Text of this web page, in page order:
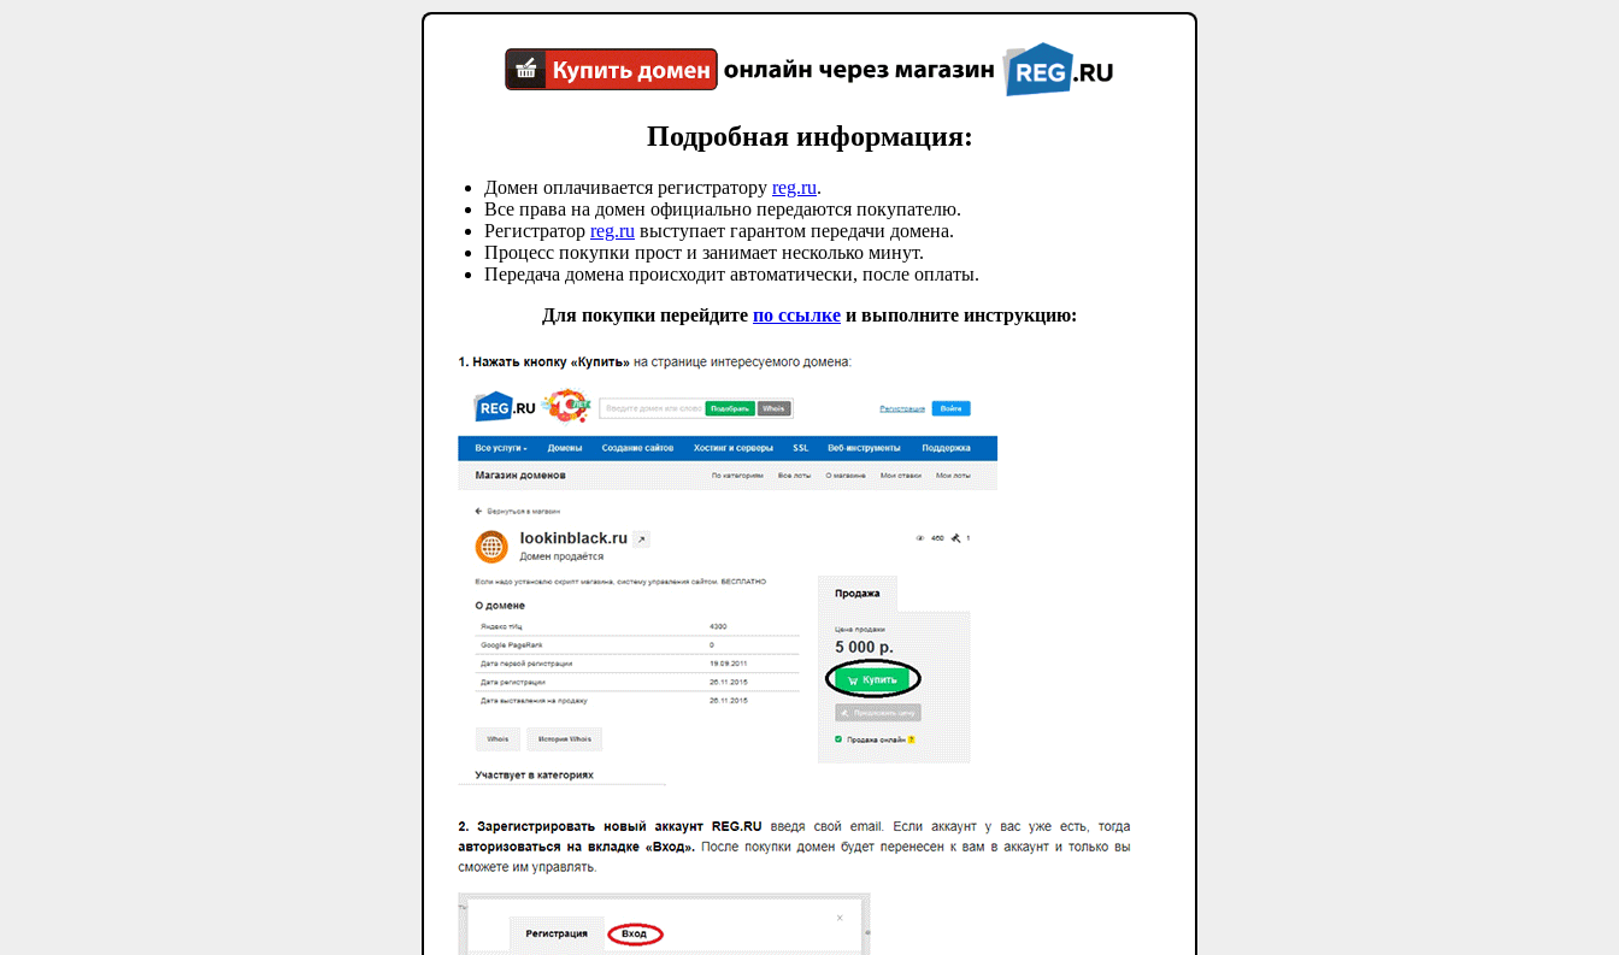
Подробная информация:
Домен оплачивается регистратору reg.ru.
Все права на домен официально передаются покупателю.
Регистратор reg.ru выступает гарантом передачи домена.
Процесс покупки прост и занимает несколько минут.
Передача домена происходит автоматически, после оплаты.
Для покупки перейдите по ссылке и выполните инструкцию: